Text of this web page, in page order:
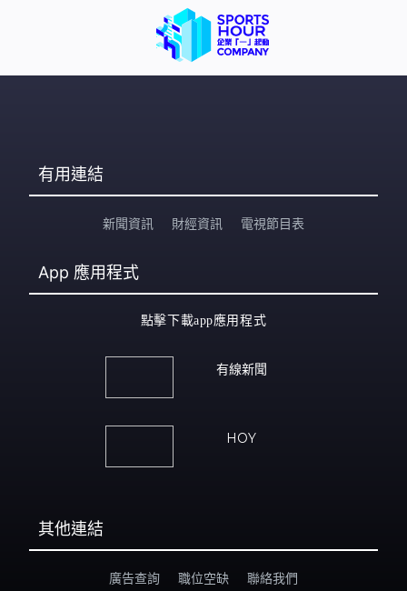
有用連結
新聞資訊 財經資訊 電視節目表
App 應用程式
點擊下載app應用程式
有線新聞
HOY
其他連結
廣告查詢 職位空缺 聯絡我們